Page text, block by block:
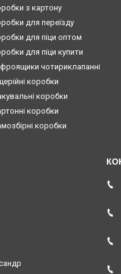
з картону
для переїзду
для піци оптом
для піци купити
чотириклапанні
коробки
коробки
коробки
коробки